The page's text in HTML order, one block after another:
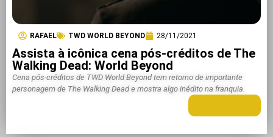
RAFAEL TWD WORLD BEYOND 28/11/2021
Assista à icônica cena pós-créditos de The
Walking Dead: World Beyond
Cena pós-créditos de TWD World Beyond tem retorno de importante
personagem de The Walking Dead e mostra algo inédito na franquia.